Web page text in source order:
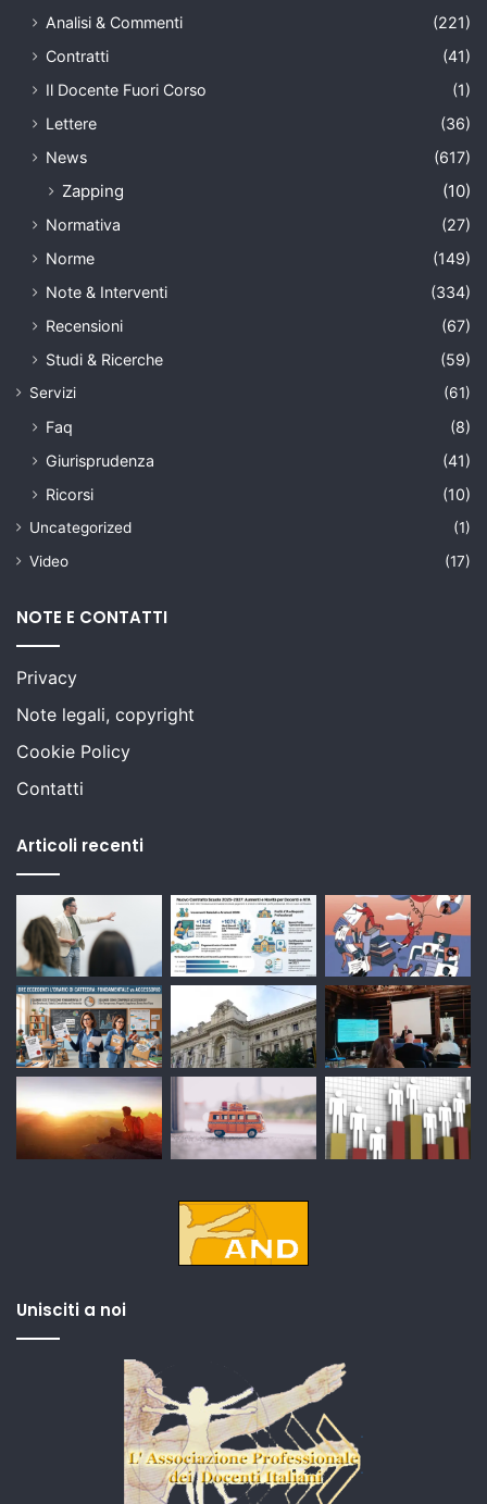
Analisi & Commenti
(221)
Contratti
(41)
Il Docente Fuori Corso
(1)
Lettere
(36)
News
(617)
Zapping (10)
Normativa
(27)
Norme
(149)
Note & Interventi
(334)
Recensioni
(67)
Studi & Ricerche
(59)
Servizi (61)
Faq
(8)
Giurisprudenza
(41)
Ricorsi
(10)
Uncategorized
(1)
Video
(17)
NOTE E CONTATTI
Privacy
Note legali, copyright
Cookie Policy
Contatti
Articoli recenti
Unisciti a noi